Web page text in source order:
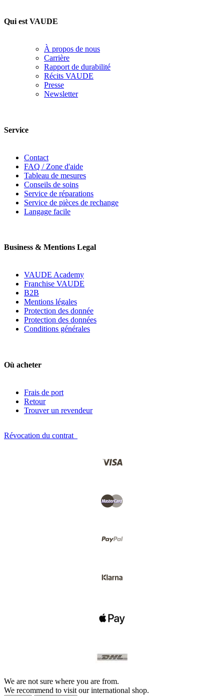
Qui est VAUDE
À propos de nous
Carrière
Rapport de durabilité
Récits VAUDE
Presse
Newsletter
Service
Contact
FAQ / Zone d'aide
Tableau de mesures
Conseils de soins
Service de réparations
Service de pièces de rechange
Langage facile
Business & Mentions Legal
VAUDE Academy
Franchise VAUDE
B2B
Mentions légales
Protection des donnée
Protection des données
Conditions générales
Où acheter
Frais de port
Retour
Trouver un revendeur
Révocation du contrat
We are not sure where you are from.
We recommend to visit our international shop.